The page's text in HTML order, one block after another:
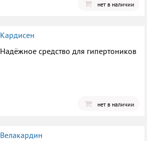
нет в наличии
Кардисен
Надёжное средство для гипертоников
нет в наличии
Велакардин